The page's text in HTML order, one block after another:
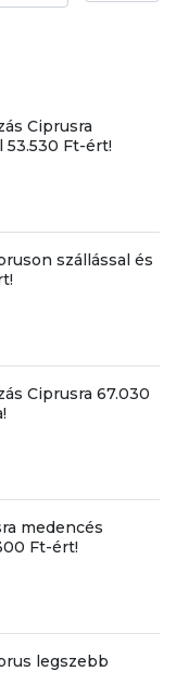
Ciprusra
53.530 Ft-ért!
szállással és
Ciprusra 67.030
medencés
Ft-ért!
legszebb